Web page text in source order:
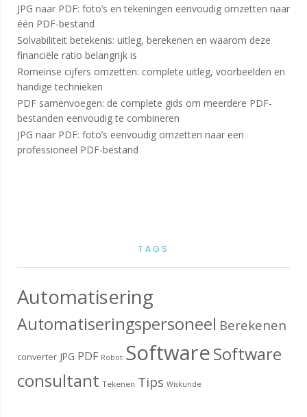
JPG naar PDF: foto’s en tekeningen eenvoudig omzetten naar
één PDF-bestand
Solvabiliteit betekenis: uitleg, berekenen en waarom deze
financiële ratio belangrijk is
Romeinse cijfers omzetten: complete uitleg, voorbeelden en
handige technieken
PDF samenvoegen: de complete gids om meerdere PDF-
bestanden eenvoudig te combineren
JPG naar PDF: foto’s eenvoudig omzetten naar een
professioneel PDF-bestand
TAGS
Automatisering
Automatiseringspersoneel Berekenen
converter JPG PDF Robot SoftwareSoftware
consultant Tekenen Tips Wiskunde